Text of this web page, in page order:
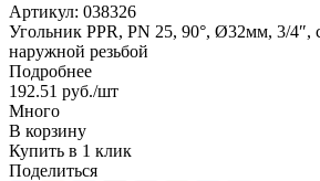
Артикул: 038326
Угольник PPR, РN 25, 90°, Ø32мм, 3/4″,
наружной резьбой
Подробнее
192.51 руб./шт
Много
В корзину
Купить в 1 клик
Поделиться